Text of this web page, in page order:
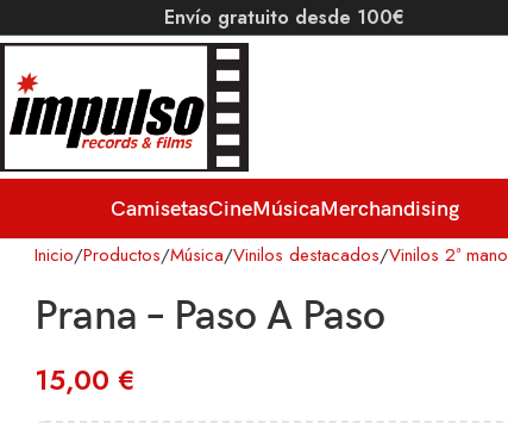
Envío gratuito desde 100€
CamisetasCineMúsicaMerchandising
Inicio Productos Música Vinilos destacados Vinilos 2ª mano
Prana – Paso A Paso
15,00 €